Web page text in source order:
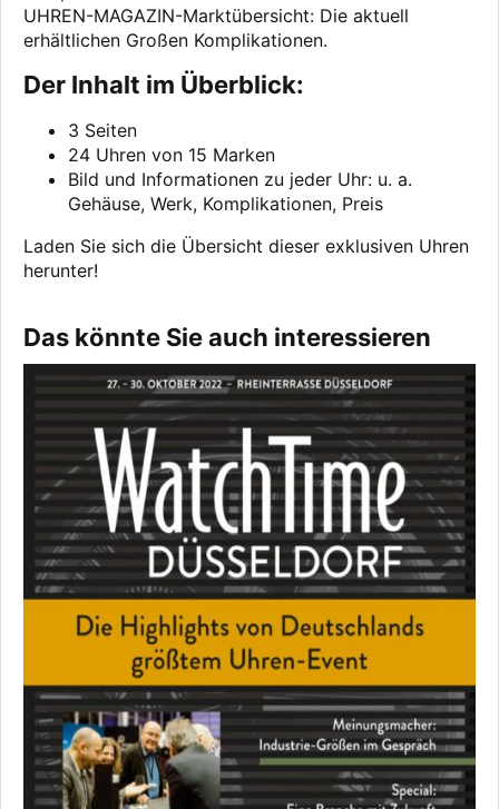
UHREN-MAGAZIN-Marktübersicht: Die aktuell
erhältlichen Großen Komplikationen.
Der Inhalt im Überblick:
3 Seiten
24 Uhren von 15 Marken
Bild und Informationen zu jeder Uhr: u. a.
Gehäuse, Werk, Komplikationen, Preis
Laden Sie sich die Übersicht dieser exklusiven Uhren
herunter!
Das könnte Sie auch interessieren